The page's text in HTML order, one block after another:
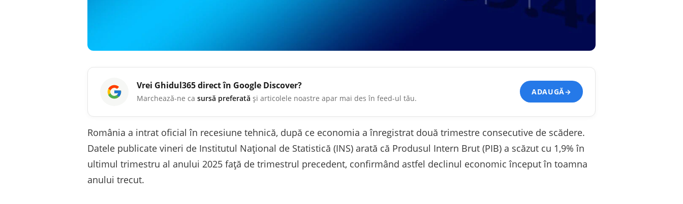
Vrei Ghidul365direct în Google Discover?
Marchează-ne ca sursă preferată și articolele noastre apar mai des în feed-ul tău.
ADAUGĂ→
România a intrat oficial în recesiune tehnică, după ce economia a înregistrat două trimestre consecutive de scădere.
Datele publicate vineri de Institutul Național de Statistică (INS) arată că Produsul Intern Brut (PIB) a scăzut cu 1,9% în
ultimul trimestru al anului 2025 față de trimestrul precedent, confirmând astfel declinul economic început în toamna
anului trecut.